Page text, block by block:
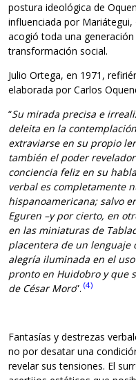
postura ideológica de
influenciada por Mariátegui,
acogió toda una
transformación social.
Julio Ortega, en 1971,
elaborada por Carlos
“Su mirada precisa e
deleita en la
extraviarse en su propio
también el poder
conciencia feliz en su
verbal es completamente
hispanoamericana; salvo
Eguren –y por cierto, en
en las miniaturas de
placentera de un lenguaje
alegría iluminada en el
pronto en Huidobro y que
de César Moro”. (4)
Fantasías y destrezas
no por desatar una
revelar sus tensiones. El